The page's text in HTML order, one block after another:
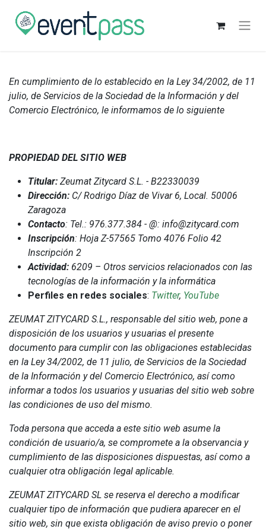
En cumplimiento de lo establecido en la Ley 34/2002, de 11
julio, de Servicios de la Sociedad de la Información y del
Comercio Electrónico, le informamos de lo siguiente
PROPIEDAD DEL SITIO WEB
Titular: Zeumat Zitycard S.L. - B22330039
Dirección: C/ Rodrigo Díaz de Vivar 6, Local. 50006
Zaragoza
Contacto: Tel.: 976.377.384 - @: info@zitycard.com
Inscripción: Hoja Z-57565 Tomo 4076 Folio 42
Inscripción 2
Actividad: 6209 – Otros servicios relacionados con las
tecnologías de la información y la informática
Perfiles en redes sociales: Twitter, YouTube
ZEUMAT ZITYCARD S.L., responsable del sitio web, pone a
disposición de los usuarios y usuarias el presente
documento para cumplir con las obligaciones establecidas
en la Ley 34/2002, de 11 julio, de Servicios de la Sociedad
de la Información y del Comercio Electrónico, así como
informar a todos los usuarios y usuarias del sitio web sobre
las condiciones de uso del mismo.
Toda persona que acceda a este sitio web asume la
condición de usuario/a, se compromete a la observancia y
cumplimiento de las disposiciones dispuestas, así como a
cualquier otra obligación legal aplicable.
ZEUMAT ZITYCARD SL se reserva el derecho a modificar
cualquier tipo de información que pudiera aparecer en el
sitio web, sin que exista obligación de aviso previo o poner